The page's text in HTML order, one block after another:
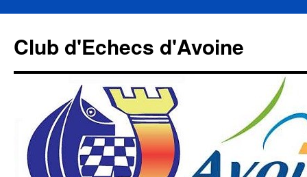
contenu
Club d'Echecs d'Avoine